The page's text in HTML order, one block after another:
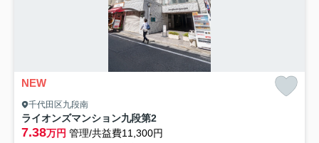
NEW
千代田区九段南
ライオンズマンション九段第2
7.38万円 管理/共益費11,300円